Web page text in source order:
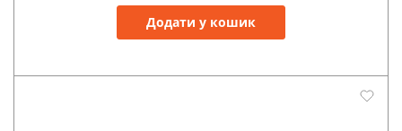
Додати у кошик